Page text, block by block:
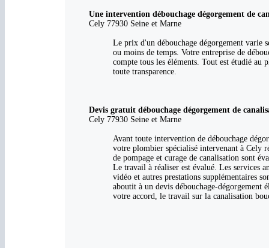
Une intervention débouchage dégorgement de
Cely 77930 Seine et Marne
Le prix d'un débouchage dégorgement varie
ou moins de temps. Votre entreprise de
compte tous les éléments. Tout est étudié
toute transparence.
Devis gratuit débouchage dégorgement de
Cely 77930 Seine et Marne
Avant toute intervention de débouchage
votre plombier spécialisé intervenant à Cely
de pompage et curage de canalisation sont
Le travail à réaliser est évalué. Les services
vidéo et autres prestations supplémentaires
aboutit à un devis débouchage-dégorgement
votre accord, le travail sur la canalisation